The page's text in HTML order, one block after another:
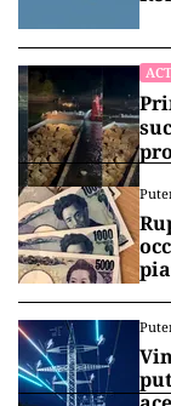
atras atenția
stricte de
public din
Vrei să fii
Puterea.ro